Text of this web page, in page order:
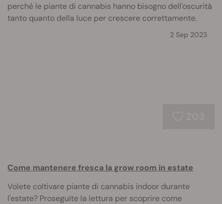
perché le piante di cannabis hanno bisogno dell'oscurità
tanto quanto della luce per crescere correttamente.
2 Sep 2023
Come mantenere fresca la grow room in estate
Volete coltivare piante di cannabis indoor durante
l'estate? Proseguite la lettura per scoprire come